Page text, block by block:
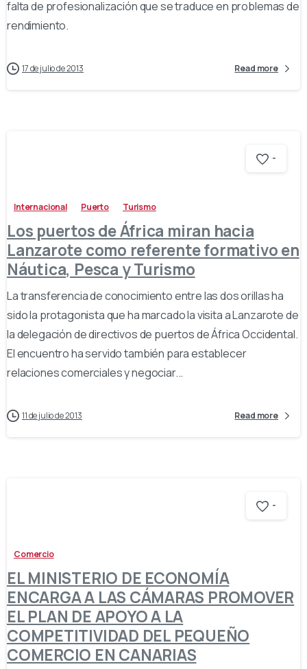
falta de profesionalización que se traduce en problemas de
rendimiento.
17 de julio de 2013 Read more
-
Internacional Puerto Turismo
Los puertos de África miran hacia
Lanzarote como referente formativo en
Náutica, Pesca y Turismo
La transferencia de conocimiento entre las dos orillas ha
sido la protagonista que ha marcado la visita a Lanzarote de
la delegación de directivos de puertos de África Occidental.
El encuentro ha servido también para establecer
relaciones comerciales y negociar...
11 de julio de 2013 Read more
-
Comercio
EL MINISTERIO DE ECONOMÍA
ENCARGA A LAS CÁMARAS PROMOVER
EL PLAN DE APOYO A LA
COMPETITIVIDAD DEL PEQUEÑO
COMERCIO EN CANARIAS